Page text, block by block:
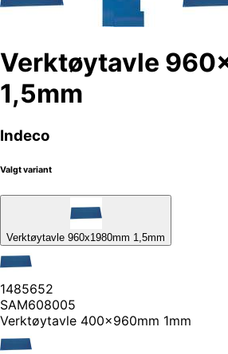
Verktøytavle
1,5mm
Indeco
Valgt variant
Verktøytavle 960x1980mm 1,5mm
1485652
SAM608005
Verktøytavle 400x960mm 1mm